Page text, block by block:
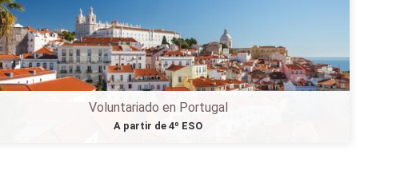
Voluntariado en Portugal
A partir de 4º ESO